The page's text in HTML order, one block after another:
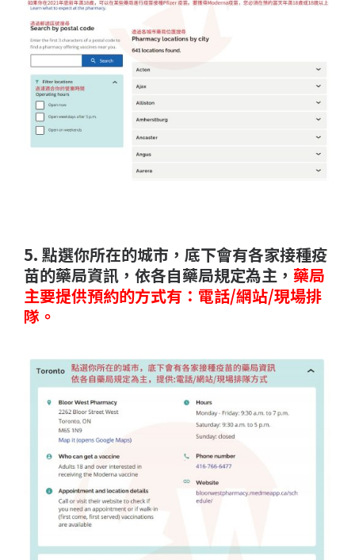
5. 點選你所在的城市，底下會有各家接種疫
苗的藥局資訊，依各自藥局規定為主， 藥局
主要提供預約的方式有：電話/網站/現場排
隊。